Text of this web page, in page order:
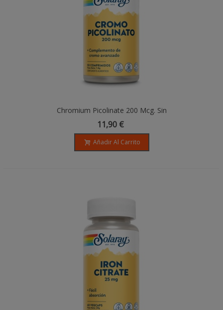
Chromium Picolinate 200 Mcg. Sin
Gluten. Apto Para Veganos
11,90 €
Añadir Al Carrito